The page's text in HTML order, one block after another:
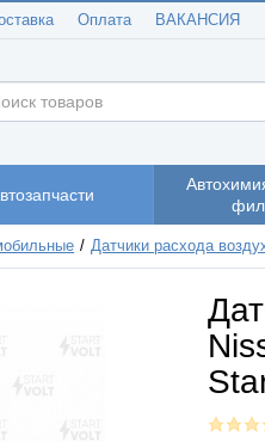
Оплата ВАКАНСИЯ
Датчики расхода